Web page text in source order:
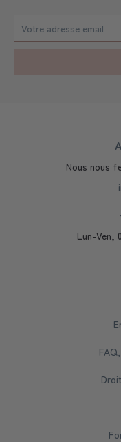
Nous nous
Lun-Ven,